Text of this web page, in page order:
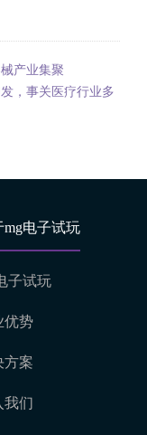
产业集聚
，事关医疗行业多
mg电子试玩
子试玩
优势
方案
我们